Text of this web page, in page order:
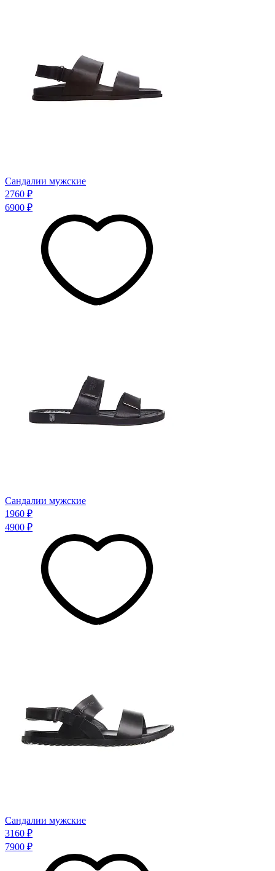
Сандалии мужские
2760 ₽
6900 ₽
Сандалии мужские
1960 ₽
4900 ₽
Сандалии мужские
3160 ₽
7900 ₽